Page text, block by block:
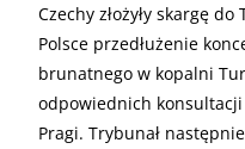
Czechy złożyły skargę
Polsce przedłużenie
brunatnego w kopalni
odpowiednich
Pragi. Trybunał